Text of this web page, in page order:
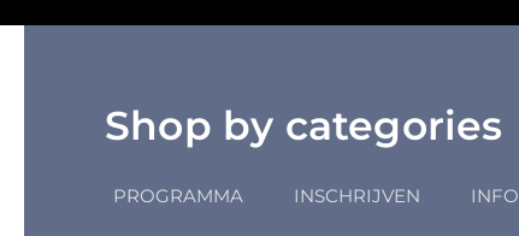
Shop by categories
PROGRAMMA INSCHRIJVEN INFO